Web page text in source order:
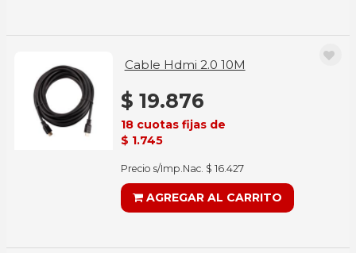
Cable Hdmi 2.0 10M
$ 19.876
18 cuotas fijas de
$ 1.745
Precio s/Imp.Nac. $ 16.427
AGREGAR AL CARRITO